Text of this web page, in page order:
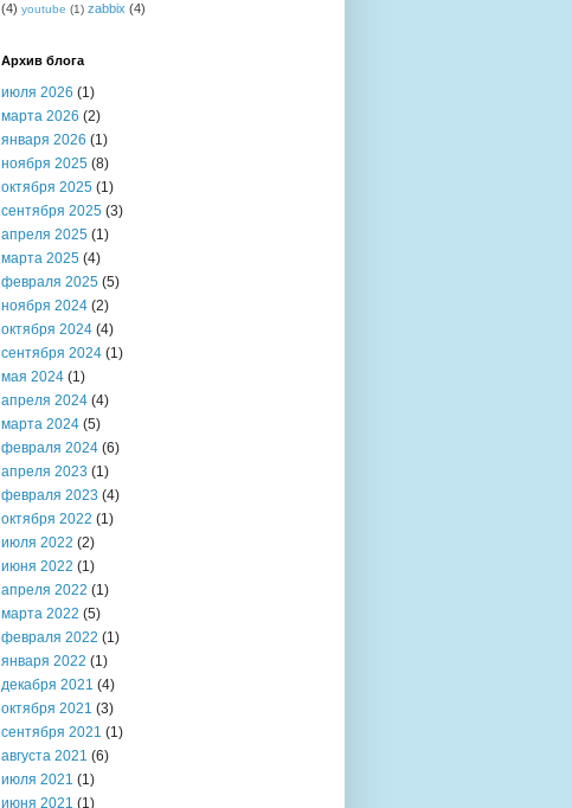
(4) youtube (1) zabbix (4)
Архив блога
июля 2026 (1)
марта 2026 (2)
января 2026 (1)
ноября 2025 (8)
октября 2025 (1)
сентября 2025 (3)
апреля 2025 (1)
марта 2025 (4)
февраля 2025 (5)
ноября 2024 (2)
октября 2024 (4)
сентября 2024 (1)
мая 2024 (1)
апреля 2024 (4)
марта 2024 (5)
февраля 2024 (6)
апреля 2023 (1)
февраля 2023 (4)
октября 2022 (1)
июля 2022 (2)
июня 2022 (1)
апреля 2022 (1)
марта 2022 (5)
февраля 2022 (1)
января 2022 (1)
декабря 2021 (4)
октября 2021 (3)
сентября 2021 (1)
августа 2021 (6)
июля 2021 (1)
июня 2021 (1)